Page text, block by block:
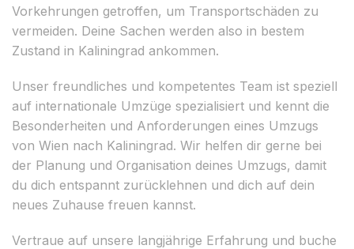
Vorkehrungen getroffen, um Transportschäden zu
vermeiden. Deine Sachen werden also in bestem
Zustand in Kaliningrad ankommen.
Unser freundliches und kompetentes Team ist speziell
auf internationale Umzüge spezialisiert und kennt die
Besonderheiten und Anforderungen eines Umzugs
von Wien nach Kaliningrad. Wir helfen dir gerne bei
der Planung und Organisation deines Umzugs, damit
du dich entspannt zurücklehnen und dich auf dein
neues Zuhause freuen kannst.
Vertraue auf unsere langjährige Erfahrung und buche